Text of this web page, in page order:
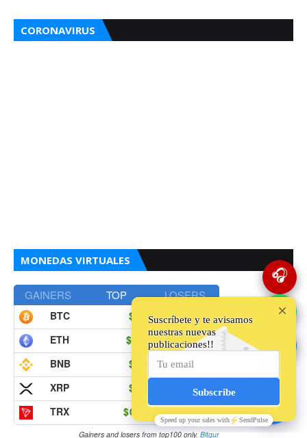
CORONAVIRUS
MONEDAS VIRTUALES
GAINERS TOP LOSERS
BTC 64,747 (0.25%) ▲
ETH 1,912.4 (0.33%) ▲
BNB 599.14 (1.60%)
XRP (2.25%) ▲
TRX 0.32743 (0.43%) ▲
Gainers and losers from top100 only. Bitgur
🎧
💬
🔵